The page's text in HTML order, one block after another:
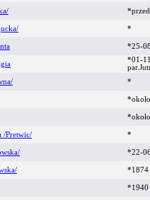
*
*25-
*01-
*
/Pretwic/ *
*22-
*1874
*1940